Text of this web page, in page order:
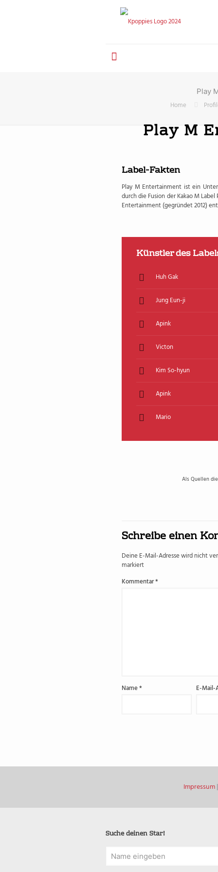
Play
Home
Play M
Label-Fakten
Play M Entertainment ist ein
durch die Fusion der Kakao M
Entertainment (gegründet 2012)
Künstler des
Huh Gak
Jung Eun-ji
Apink
Victon
Kim So-hyun
Apink
Mario
Als Quellen
Schreibe einen
Deine E-Mail-Adresse wird nicht
markiert
Kommentar*
Name* E-
Impressum
Suche deinen Star!